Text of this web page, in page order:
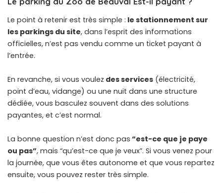
Le point à retenir est très simple : le stationnement sur
les parkings du site, dans l’esprit des informations
officielles, n’est pas vendu comme un ticket payant à
l’entrée.
En revanche, si vous voulez des services (électricité,
point d’eau, vidange) ou une nuit dans une structure
dédiée, vous basculez souvent dans des solutions
payantes, et c’est normal.
La bonne question n’est donc pas “est-ce que je paye
ou pas”, mais “qu’est-ce que je veux”. Si vous venez pour
la journée, que vous êtes autonome et que vous repartez
ensuite, vous pouvez rester très simple.